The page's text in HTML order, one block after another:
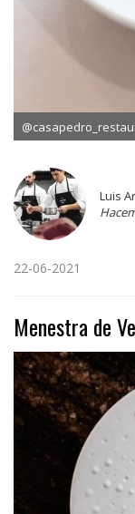
Luis
22-06-2021
Menestra de